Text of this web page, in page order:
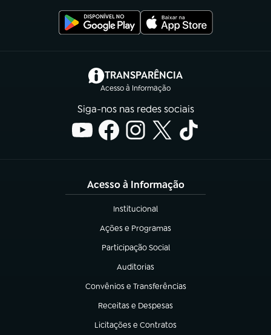
TRANSPARÊNCIA
Acesso à Informação
(abre em nova aba)
Siga-nos nas redes sociais
Acesso à Informação
Institucional
(abre em nova aba)
Ações e Programas
(abre em nova aba)
Participação Social
(abre em nova aba)
Auditorias
(abre em nova aba)
Convênios e Transferências
(abre em nova aba)
Receitas e Despesas
(abre em nova aba)
Licitações e Contratos
(abre em nova aba)